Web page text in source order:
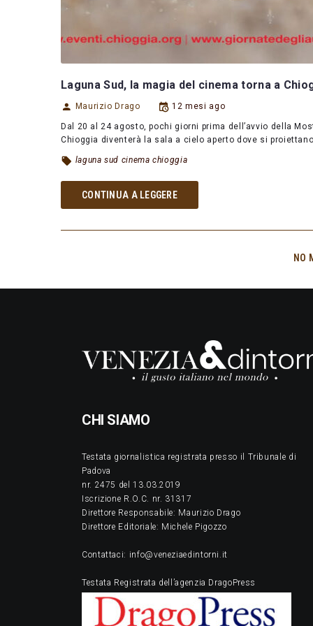
Laguna Sud, la magia del cinema torna a
Maurizio Drago 12 mesi ago
Dal 20 al 24 agosto, pochi giorni prima dell’avvio della
Chioggia diventerà la sala a cielo aperto dove si
laguna sud cinema chioggia
CONTINUA A LEGGERE
NO
CHI SIAMO
Testata giornalistica registrata presso il Tribunale di
Padova
nr. 2475 del 13.03.2019
Iscrizione R.O.C. nr. 31317
Direttore Responsabile: Maurizio Drago
Direttore Editoriale: Michele Pigozzo
Contattaci: info@veneziaedintorni.it
Testata Registrata dell’agenzia DragoPress